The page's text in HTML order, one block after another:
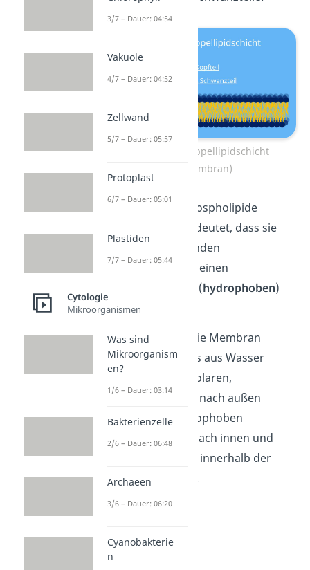
Aufbau der Doppellipidschicht
(Zellmembran)
Insgesamt sind Phospholipide
. Das bedeutet, dass sie
einen wasserliebenden
hydrophilen) und einen
wassermeidenden (hydrophoben)
Teil besitzen.
Da der Raum um die Membran
herum größtenteils aus Wasser
besteht, sind die polaren,
hydrophilen Köpfe nach außen
gewandt. Die hydrophoben
Schwänze zeigen nach innen und
machen den Raum innerhalb der
Doppelschicht aus.
3/7 – Dauer: 04:54
Vakuole
4/7 – Dauer: 04:52
Zellwand
5/7 – Dauer: 05:57
Protoplast
6/7 – Dauer: 05:01
Plastiden
7/7 – Dauer: 05:44
Cytologie
Mikroorganismen
Was sind
Mikroorganism
en?
1/6 – Dauer: 03:14
Bakterienzelle
2/6 – Dauer: 06:48
Archaeen
3/6 – Dauer: 06:20
Cyanobakterie
n